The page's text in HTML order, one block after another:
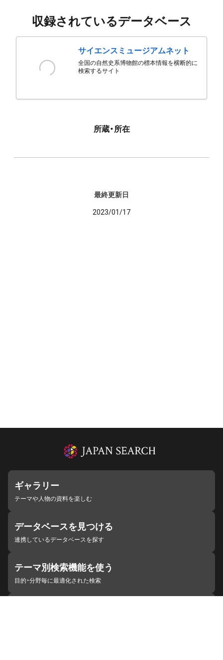
収録されているデータベース
サイエンスミュージアムネット
全国の自然史系博物館の標本情報を横断的に
検索するサイト
所蔵・所在
最終更新日
2023/01/17
ギャラリー
テーマや人物の資料を楽しむ
データベースを見つける
連携しているデータベースを探す
テーマ別検索機能を使う
目的・分野毎に最適化された検索